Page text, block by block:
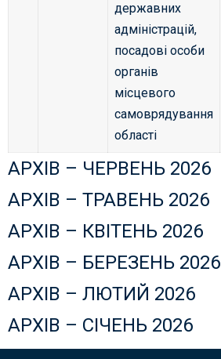
державних
адміністрацій,
посадові особи
органів
місцевого
самоврядування
області
АРХІВ – ЧЕРВЕНЬ 2026
АРХІВ – ТРАВЕНЬ 2026
АРХІВ – КВІТЕНЬ 2026
АРХІВ – БЕРЕЗЕНЬ 2026
АРХІВ – ЛЮТИЙ 2026
АРХІВ – СІЧЕНЬ 2026